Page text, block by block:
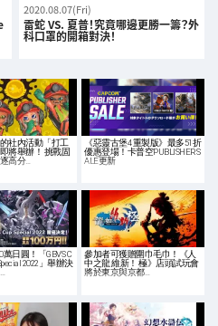
2020.08.07(Fri)
雷蛇 VS. 夏普！究竟哪邊更勝一籌？外
科口罩的開箱對決！
社內活動「打工
將舉辦！ 挑戰固
高分…
《惡靈古堡4 重製版》最多51折
優惠登場！卡普空PUBLISHER S
ALE更新
日圓！「GBVS C
2022」舉辦決
參加者可獲贈圍巾毛巾！《人
中之龍 維新！ 極》店頭試玩會
將於東京與京都…